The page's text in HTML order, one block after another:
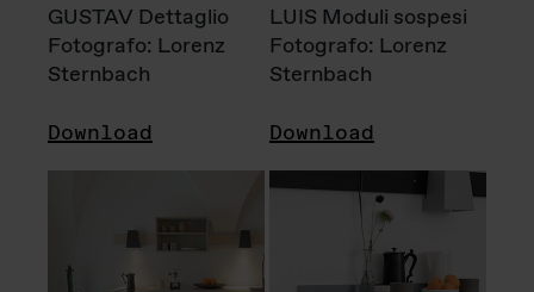
GUSTAV Dettaglio
Fotografo: Lorenz
Sternbach
Download
LUIS Moduli sospesi
Fotografo: Lorenz
Sternbach
Download